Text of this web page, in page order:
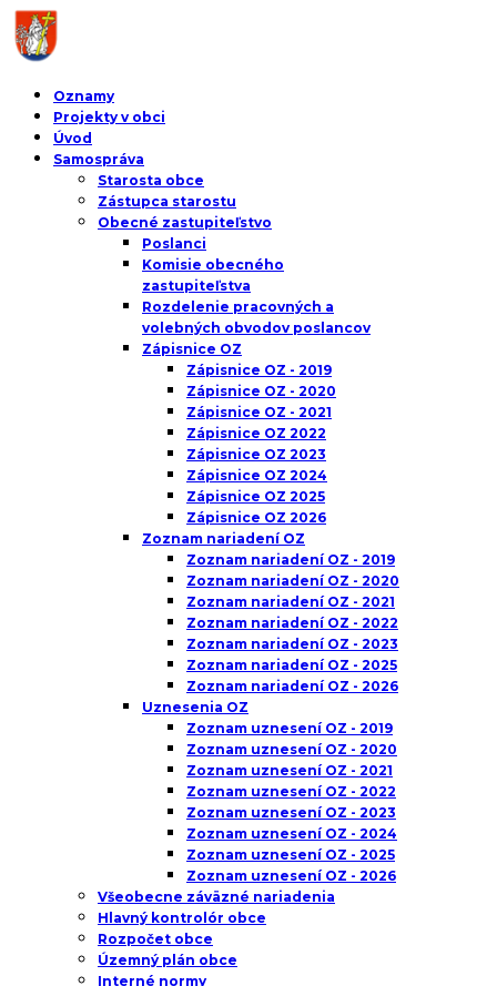
Oznamy
Projekty v obci
Úvod
Samospráva
Starosta obce
Zástupca starostu
Obecné zastupiteľstvo
Poslanci
Komisie obecného
zastupiteľstva
Rozdelenie pracovných a
volebných obvodov poslancov
Zápisnice OZ
Zápisnice OZ - 2019
Zápisnice OZ - 2020
Zápisnice OZ - 2021
Zápisnice OZ 2022
Zápisnice OZ 2023
Zápisnice OZ 2024
Zápisnice OZ 2025
Zápisnice OZ 2026
Zoznam nariadení OZ
Zoznam nariadení OZ - 2019
Zoznam nariadení OZ - 2020
Zoznam nariadení OZ - 2021
Zoznam nariadení OZ - 2022
Zoznam nariadení OZ - 2023
Zoznam nariadení OZ - 2025
Zoznam nariadení OZ - 2026
Uznesenia OZ
Zoznam uznesení OZ - 2019
Zoznam uznesení OZ - 2020
Zoznam uznesení OZ - 2021
Zoznam uznesení OZ - 2022
Zoznam uznesení OZ - 2023
Zoznam uznesení OZ - 2024
Zoznam uznesení OZ - 2025
Zoznam uznesení OZ - 2026
Všeobecne záväzné nariadenia
Hlavný kontrolór obce
Rozpočet obce
Územný plán obce
Interné normy